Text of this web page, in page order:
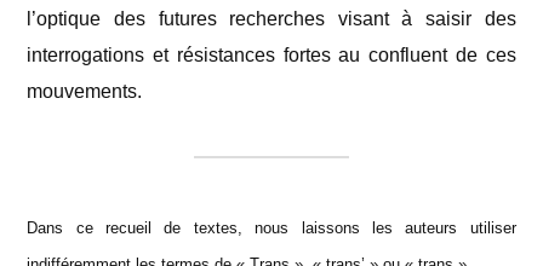
l’optique des futures recherches visant à saisir des
interrogations et résistances fortes au confluent de ces
mouvements.
Dans ce recueil de textes, nous laissons les auteurs utiliser